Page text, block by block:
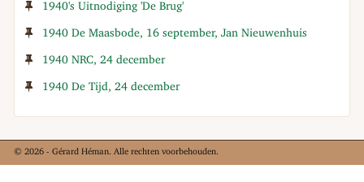
1940's Uitnodiging 'De Brug'
1940 De Maasbode, 16 september, Jan Nieuwenhuis
1940 NRC, 24 december
1940 De Tijd, 24 december
© 2026 - Gérard Héman. Alle rechten voorbehouden.